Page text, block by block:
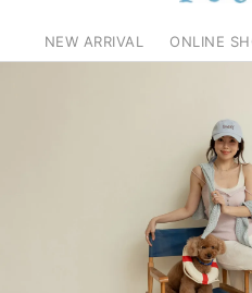
NEW ARRIVAL ONLINE